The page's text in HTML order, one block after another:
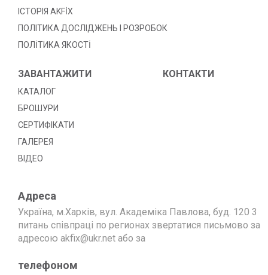
ІСТОРІЯ AKFİX
ПОЛІТИКА ДОСЛІДЖЕНЬ І РОЗРОБОК
ПОЛİТИКА ЯКОСТİ
ЗАВАНТАЖИТИ
КАТАЛОГ
БРОШУРИ
СЕРТИФІКАТИ
ГАЛЕРЕЯ
ВІДЕО
КОНТАКТИ
Адреса
Україна, м.Харків, вул. Академіка Павлова, буд. 120 3
питань співпраці по регионах звертатися письмово за
адресою akfix@ukr.net або за
телефоном